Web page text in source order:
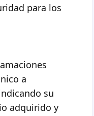
para los
a
su
adquirido y